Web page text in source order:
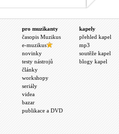
pro muzikanty
časopis Muzikus
e-muzikus
novinky
testy nástrojů
články
workshopy
seriály
videa
bazar
publikace a DVD
kapely
přehled kapel
mp3
soutěže kapel
blogy kapel